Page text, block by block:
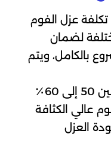
عزل الفوم
لضمان
بالكامل، ويتم
تمثل تكلفة المواد عادة ما بين 50 إلى 60٪
عالي الكثافة
العزل